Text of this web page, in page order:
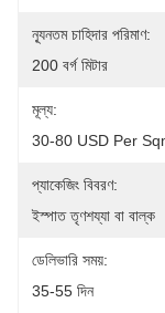
ন্যূনতম চাহিদার পরিমাণ:
200 বর্গ মিটার
মূল্য:
30-80 USD Per
প্যাকেজিং বিবরণ:
ইস্পাত তৃণশয্যা বা বাল্ক
ডেলিভারি সময়:
35-55 দিন